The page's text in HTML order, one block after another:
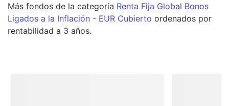
Más fondos de la categoría Renta Fija Global Bonos
Ligados a la Inflación - EUR Cubierto ordenados por
rentabilidad a 3 años.